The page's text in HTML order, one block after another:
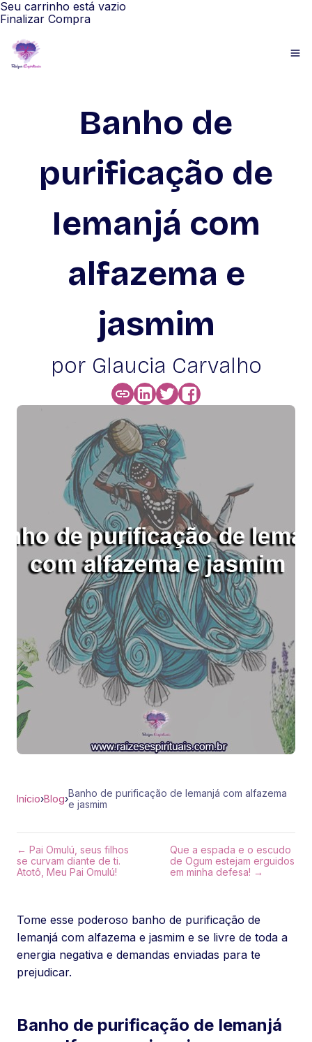
Seu carrinho está vazio
Finalizar Compra
Banho de
purificação de
Iemanjá com
alfazema e
jasmim
por Glaucia Carvalho
Início›Blog›Banho de purificação de Iemanjá com alfazema
e jasmim
← Pai Omulú, seus filhos
se curvam diante de ti.
Atotô, Meu Pai Omulú!
Que a espada e o escudo
de Ogum estejam erguidos
em minha defesa! →
Tome esse poderoso banho de purificação de
Iemanjá com alfazema e jasmim e se livre de toda a
energia negativa e demandas enviadas para te
prejudicar.
Banho de purificação de Iemanjá